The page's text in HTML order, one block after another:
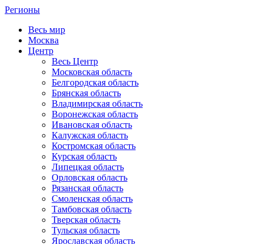
Регионы
Весь мир
Москва
Центр
Весь Центр
Московская область
Белгородская область
Брянская область
Владимирская область
Воронежская область
Ивановская область
Калужская область
Костромская область
Курская область
Липецкая область
Орловская область
Рязанская область
Смоленская область
Тамбовская область
Тверская область
Тульская область
Ярославская область